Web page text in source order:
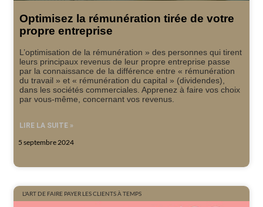
Optimisez la rémunération tirée de votre
propre entreprise
L’optimisation de la rémunération » des personnes qui tirent
leurs principaux revenus de leur propre entreprise passe
par la connaissance de la différence entre « rémunération
du travail » et « rémunération du capital » (dividendes),
dans les sociétés commerciales. Apprenez à faire vos choix
par vous-même, concernant vos revenus.
LIRE LA SUITE »
5 septembre 2024
L'ART DE FAIRE PAYER LES CLIENTS À TEMPS